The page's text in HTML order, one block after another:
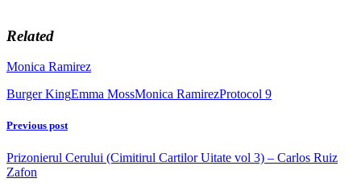
Related
Monica Ramirez
Burger KingEmma MossMonica RamirezProtocol 9
Previous post
Prizonierul Cerului (Cimitirul Cartilor Uitate vol 3) – Carlos Ruiz
Zafon